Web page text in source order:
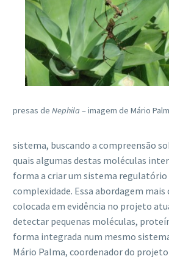
presas de Nephila – imagem de Mário
sistema, buscando a compreensão
quais algumas destas moléculas
forma a criar um sistema regulatório
complexidade. Essa abordagem
colocada em evidência no projeto
detectar pequenas moléculas,
forma integrada num mesmo
Mário Palma, coordenador do